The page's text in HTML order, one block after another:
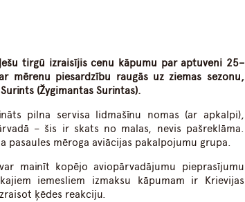
tirgū izraisījis cenu kāpumu par aptuveni 25–
mērenu piesardzību raugās uz ziemas sezonu,
(Žygimantas Surintas).
pilna servisa lidmašīnu nomas (ar apkalpi),
– šis ir skats no malas, nevis pašreklāma.
pasaules mēroga aviācijas pakalpojumu grupa.
mainīt kopējo aviopārvadājumu pieprasījumu
iemesliem izmaksu kāpumam ir Krievijas
ķēdes reakciju.